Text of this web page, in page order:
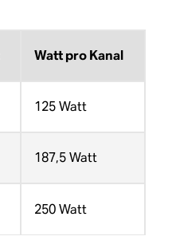
Watt pro Kanal
125 Watt
187,5 Watt
250 Watt